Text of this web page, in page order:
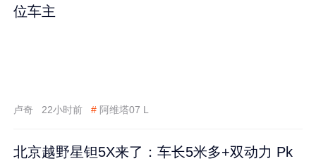
位车主
卢奇 22小时前 # 阿维塔07 L
北京越野星钽5X来了：车长5米多+双动力 Pk